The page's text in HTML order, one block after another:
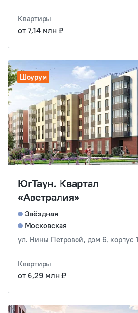
Квартиры
от 7,14 млн ₽
Шоурум
ЮгТаун. Квартал
«Австралия»
Звёздная
Московская
ул. Нины Петровой, дом 6, корпус 1
Квартиры
от 6,29 млн ₽